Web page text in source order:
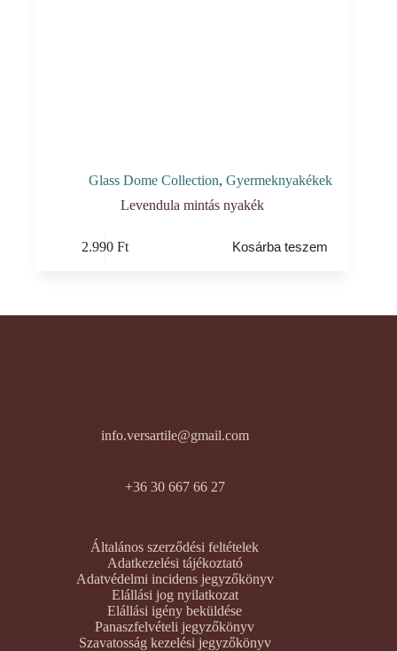
Glass Dome Collection, Gyermeknyakékek
Levendula mintás nyakék
2.990Ft Kosárba teszem
info.versartile@gmail.com
+36 30 667 66 27
Általános szerződési feltételek
Adatkezelési tájékoztató
Adatvédelmi incidens jegyzőkönyv
Elállási jog nyilatkozat
Elállási igény beküldése
Panaszfelvételi jegyzőkönyv
Szavatosság kezelési jegyzőkönyv